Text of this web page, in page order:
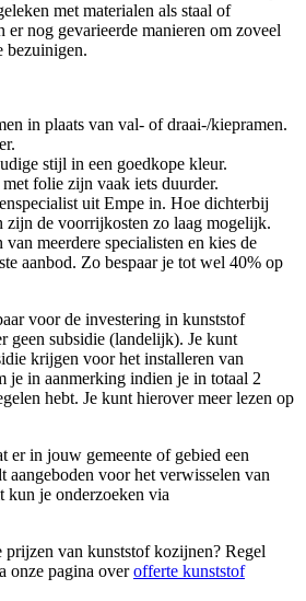
met materialen als staal of
nog gevarieerde manieren om zoveel
bezuinigen.
in plaats van val- of draai-/kiepramen.
stijl in een goedkope kleur.
folie zijn vaak iets duurder.
uit Empe in. Hoe dichterbij
zijn de voorrijkosten zo laag mogelijk.
meerdere specialisten en kies de
aanbod. Zo bespaar je tot wel 40% op
voor de investering in kunststof
geen subsidie (landelijk). Je kunt
krijgen voor het installeren van
je in aanmerking indien je in totaal 2
hebt. Je kunt hierover meer lezen op
er in jouw gemeente of gebied een
aangeboden voor het verwisselen van
je onderzoeken via
van kunststof kozijnen? Regel
onze pagina overofferte kunststof